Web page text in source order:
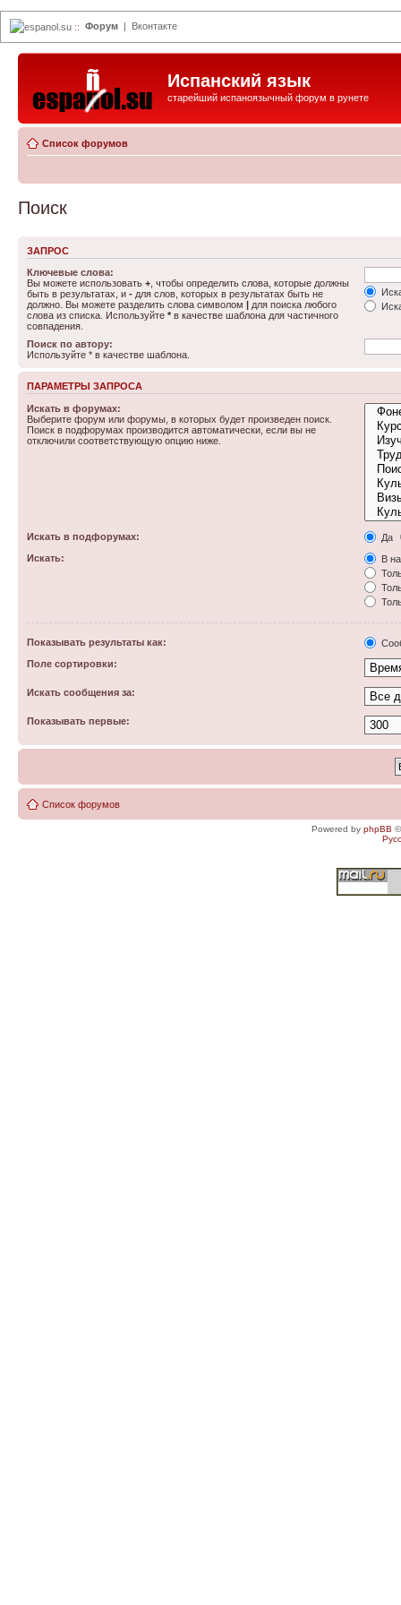
espanol.su :: Форум | Вконтакте
Испанский язык
старейший испаноязычный форум в рунете
Список форумов
Поиск
ЗАПРОС
Ключевые слова:
Вы можете использовать + , чтобы определить слова, которые должны
быть в результатах, и - для слов, которых в результатах быть не
должно. Вы можете разделить слова символом | для поиска любого
слова из списка. Используйте * в качестве шаблона для частичного
совпадения.
Поиск по автору:
Используйте * в качестве шаблона.
ПАРАМЕТРЫ ЗАПРОСА
Искать в форумах:
Выберите форум или форумы, в которых будет произведен поиск.
Поиск в подфорумах производится автоматически, если вы не
отключили соответствующую опцию ниже.
Искать в подфорумах:
Да
Искать:
В
Показывать результаты как:
Поле сортировки:
Искать сообщения за:
Показывать первые:
Список форумов
Powered by phpBB